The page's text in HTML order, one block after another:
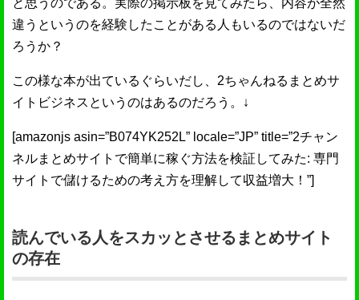
と思うのである。実際の掲示板を見てみたら、内容が全然
違うというのを経験したことがある人もいるのではないだ
ろうか？
この様な本が出ているぐらいだし、2ちゃんねるまとめサ
イトビジネスというのはあるのだろう。↓
[amazonjs asin=”B074YK252L” locale=”JP” title=”2チャン
ネルまとめサイトで簡単に稼ぐ方法を検証してみた: 専門
サイトで儲けるための考え方を理解して収益増大！”]
読んでいる人をスカッとさせるまとめサイト
の存在